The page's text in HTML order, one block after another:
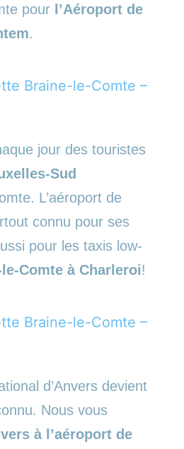
pour l’Aéroport de
.
Braine-le-Comte –
jour des touristes
Sud
L’aéroport de
connu pour ses
pour les taxis low-
Comte à Charleroi!
Braine-le-Comte –
d’Anvers devient
Nous vous
à l’aéroport de